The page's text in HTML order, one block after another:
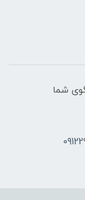
شما